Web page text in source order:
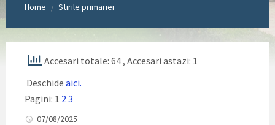
Home / Stirile primariei
Accesari totale: 64, Accesari astazi: 1
Deschide aici.
Pagini: 1 2 3
07/08/2025